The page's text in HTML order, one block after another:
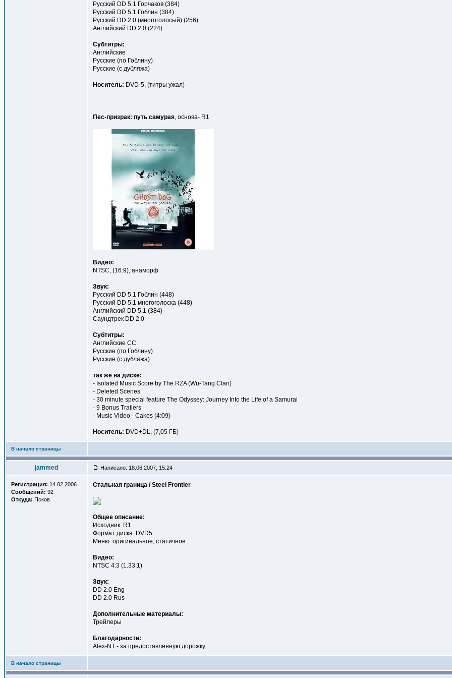
Русский DD 5.1 Горчаков (384)
Русский DD 5.1 Гоблин (384)
Русский DD 2.0 (многоголосый) (256)
Английский DD 2.0 (224)
Cубтитры:
Английские
Русские (по Гоблину)
Русские (с дубляжа)
Носитель: DVD-5, (титры ужал)
Пес-призрак: путь самурая, основа- R1
Видео:
NTSC, (16:9), анаморф
Звук:
Русский DD 5.1 Гоблин (448)
Русский DD 5.1 многоголоска (448)
Английский DD 5.1 (384)
Саундтрек DD 2.0
Cубтитры:
Английские СС
Русские (по Гоблину)
Русские (с дубляжа)
так же на диске:
- Isolated Music Score by The RZA (Wu-Tang Clan)
- Deleted Scenes
- 30 minute special feature The Odyssey: Journey Into the Life of a Samurai
- 9 Bonus Trailers
- Music Video - Cakes (4:09)
Носитель: DVD+DL, (7,05 ГБ)
В начало страницы
jammed Написано: 18.06.2007, 15:24
Регистрация: 14.02.2006
Сообщений: 92
Откуда: Псков
Стальная граница / Steel Frontier
Общее описание:
Исходник: R1
Формат диска: DVD5
Меню: оригинальное, статичное
Видео:
NTSC 4:3 (1.33:1)
Звук:
DD 2.0 Eng
DD 2.0 Rus
Дополнительные материалы:
Трейлеры
Благодарности:
Alex-NT - за предоставленную дорожку
В начало страницы